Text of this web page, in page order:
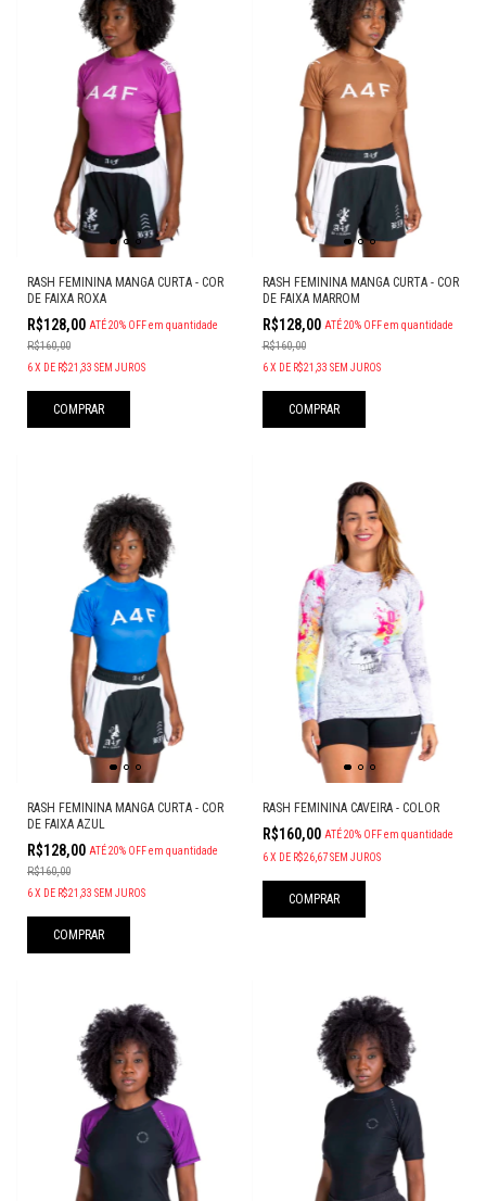
RASH FEMININA MANGA CURTA - COR
DE FAIXA ROXA
R$128,00 ATÉ 20% OFFem quantidade
R$160,00
6X DE R$21,33 SEM JUROS
COMPRAR
RASH FEMININA MANGA CURTA - COR
DE FAIXA MARROM
R$128,00 ATÉ 20% OFF em quantidade
R$160,00
6 X DE R$21,33 SEM JUROS
COMPRAR
RASH FEMININA MANGA CURTA - COR
DE FAIXA AZUL
R$128,00 ATÉ 20% OFFem quantidade
R$160,00
6X DE R$21,33 SEM JUROS
COMPRAR
RASH FEMININA CAVEIRA - COLOR
R$160,00 ATÉ 20% OFF em quantidade
6 X DE R$26,67 SEM JUROS
COMPRAR